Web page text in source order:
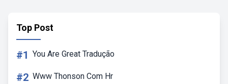
Top Post
#1 You Are Great Tradução
#2 Www Thonson Com Hr